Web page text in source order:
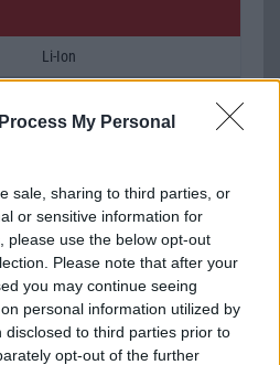
My Personal
sale, sharing to third parties, or
or sensitive information for
please use the below opt-out
Please note that after your
you may continue seeing
personal information utilized by
to third parties prior to
opt-out of the further
Li-Ion
Nincs
Nincs
van (alap tudással)